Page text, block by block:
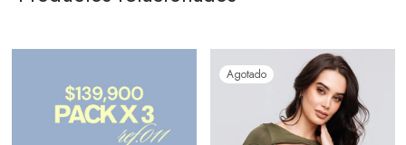
Agotado